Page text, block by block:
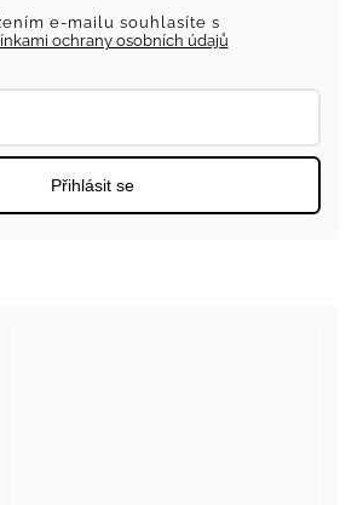
e-mailu souhlasíte s
ochrany osobních údajů
Přihlásit se